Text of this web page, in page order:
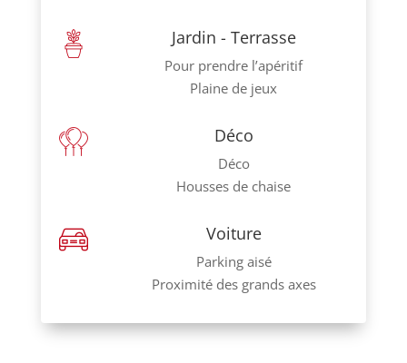
Jardin - Terrasse
Pour prendre l’apéritif
Plaine de jeux
Déco
Déco
Housses de chaise
Voiture
Parking aisé
Proximité des grands axes